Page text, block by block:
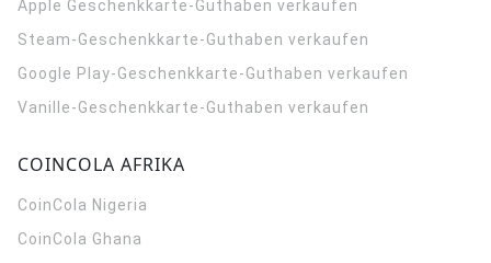
Apple Geschenkkarte-Guthaben verkaufen
Steam-Geschenkkarte-Guthaben verkaufen
Google Play-Geschenkkarte-Guthaben verkaufen
Vanille-Geschenkkarte-Guthaben verkaufen
COINCOLA AFRIKA
CoinCola Nigeria
CoinCola Ghana